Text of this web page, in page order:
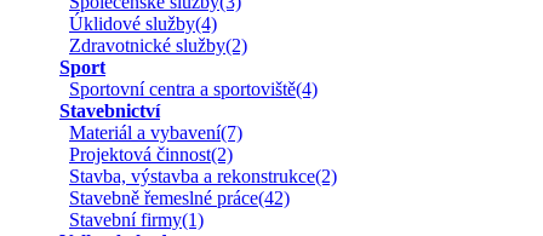
Úklidové služby(4)
Zdravotnické služby(2)
Sport
Sportovní centra a sportoviště(4)
Stavebnictví
Materiál a vybavení(7)
Projektová činnost(2)
Stavba, výstavba a rekonstrukce(2)
Stavebně řemeslné práce(42)
Stavební firmy(1)